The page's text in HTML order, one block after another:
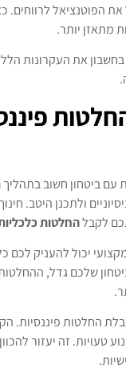
את הפוטנציאל לרווחים.
מתאזן יותר.
את העקרונות
עם ביטחון חשוב בתהליך
ולתכנן היטב.
לקבלהחלטות
יכול להעניק לכם
שלכם גדל,
החלטות פיננסיות.
טעויות. זה יעזור